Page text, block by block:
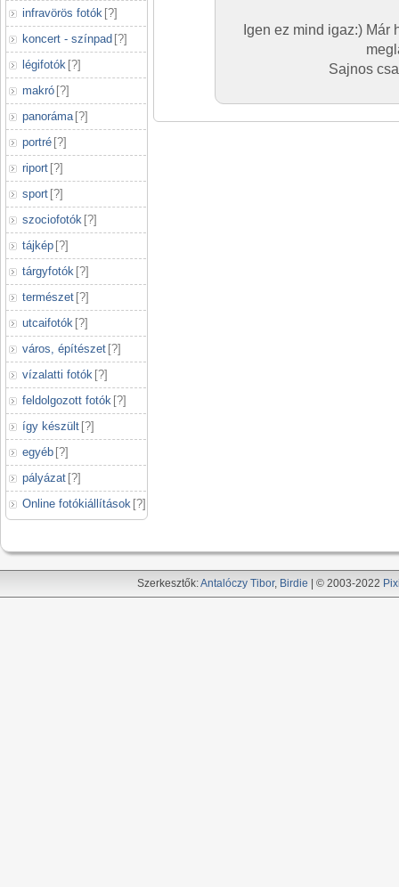
infravörös fotók [?]
koncert - színpad [?]
légifotók [?]
makró [?]
panoráma [?]
portré [?]
riport [?]
sport [?]
szociofotók [?]
tájkép [?]
tárgyfotók [?]
természet [?]
utcaifotók [?]
város, építészet [?]
vízalatti fotók [?]
feldolgozott fotók [?]
így készült [?]
egyéb [?]
pályázat [?]
Online fotókiállítások [?]
Igen ez mind igaz:) Már
Sajnos
Szerkesztők:Antalóczy Tibor, Birdie | © 2003-2022